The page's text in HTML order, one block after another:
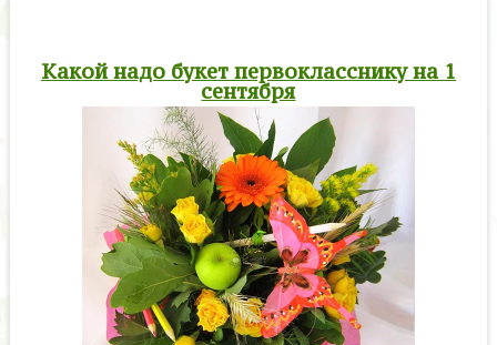
Какой надо букет первокласснику на 1
сентября